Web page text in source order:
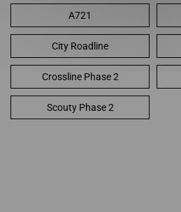
A721
City Roadline
Crossline Phase 2
Scouty Phase 2